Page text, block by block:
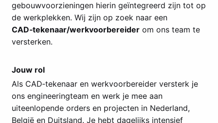
gebouwvoorzieningen hierin geïntegreerd zijn tot op
de werkplekken. Wij zijn op zoek naar een
CAD‑tekenaar/werkvoorbereider om ons team te
versterken.
Jouw rol
Als CAD‑tekenaar en werkvoorbereider versterk je
ons engineeringteam en werk je mee aan
uiteenlopende orders en projecten in Nederland,
België en Duitsland. Je hebt dagelijks intensief